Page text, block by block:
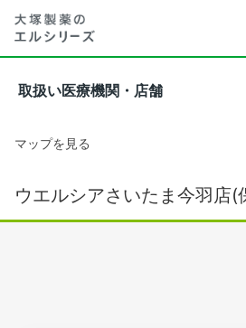
取扱い医療機関・店舗
マップを見る
ウエルシアさいたま今羽店(